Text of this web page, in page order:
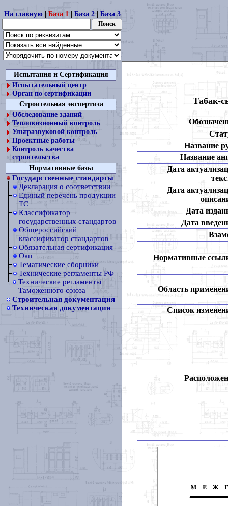
На главную| База 1| База 2| База 3
Испытания и Сертификация
Испытательный центр
Орган по сертификации
Строительная экспертиза
Обследование зданий
Тепловизионный контроль
Ультразвуковой контроль
Проектные работы
Контроль качества
строительства
Нормативные базы
Государственные стандарты
Декларация о соответствии
Единый перечень продукции
ТС
Классификатор
государственных стандартов
Общероссийский
классификатор стандартов
Обязательная сертификация
Окп
Тематические сборники
Технические регламенты РФ
Технические регламенты
Таможенного союза
Строительная документация
Техническая документация
Табак-
Название
Название
Дата
Дата
Дата
Дата
Нормативные
Область
Список